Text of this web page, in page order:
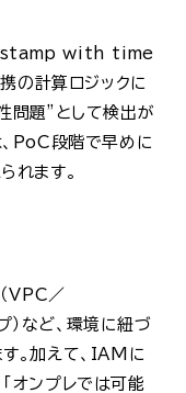
with time
の計算ロジックに
問題”として検出が
PoC段階で早めに
れます。
VPC／
など、環境に紐づ
。加えて、IAMに
オンプレでは可能